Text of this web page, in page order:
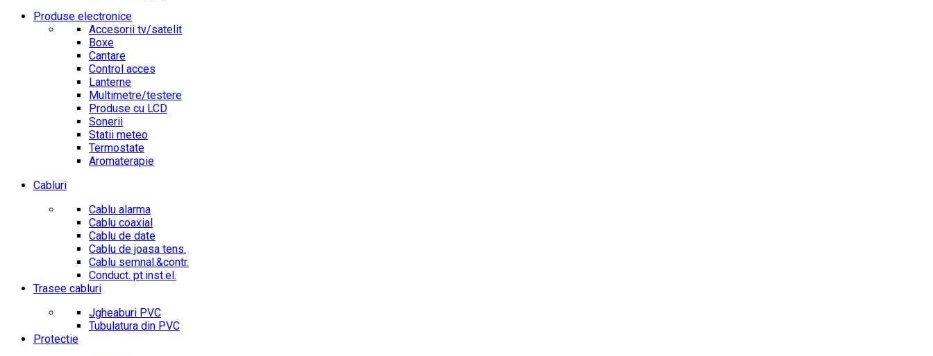
Produse electronice
Accesorii tv/satelit
Boxe
Cantare
Control acces
Lanterne
Multimetre/testere
Produse cu LCD
Sonerii
Statii meteo
Termostate
Aromaterapie
Cabluri
Cablu alarma
Cablu coaxial
Cablu de date
Cablu de joasa tens.
Cablu semnal.&contr.
Conduct. pt.inst.el.
Trasee cabluri
Jgheaburi PVC
Tubulatura din PVC
Protectie